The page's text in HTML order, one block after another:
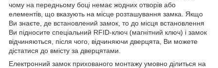
чому на передньому боці немає жодних отворів або
елементів, що вказують на місце розташування замка. Якщо
Ви знаєте, де встановлений замок, то до місця встановлення
Ви підносите спеціальний RFID-ключ (магнітний ключ) і замок
відчиняються, після чого, відчиняючи дверцята, Ви можете
дістатися до вмісту за дверцятами.
Електронний замок прихованого монтажу умовно ділиться на